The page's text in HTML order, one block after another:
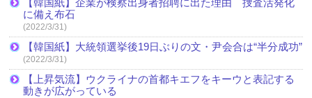
【韓国紙】企業が検察出身者招聘に出た理由 捜査活発化
に備え布石
(2022/3/31)
【韓国紙】大統領選挙後19日ぶりの文・尹会合は“半分成功”
(2022/3/31)
【上昇気流】ウクライナの首都キエフをキーウと表記する
動きが広がっている